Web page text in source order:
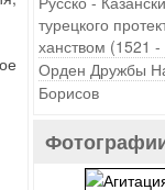
турецкого
ханством (1521 -
Орден Дружбы
Борисов